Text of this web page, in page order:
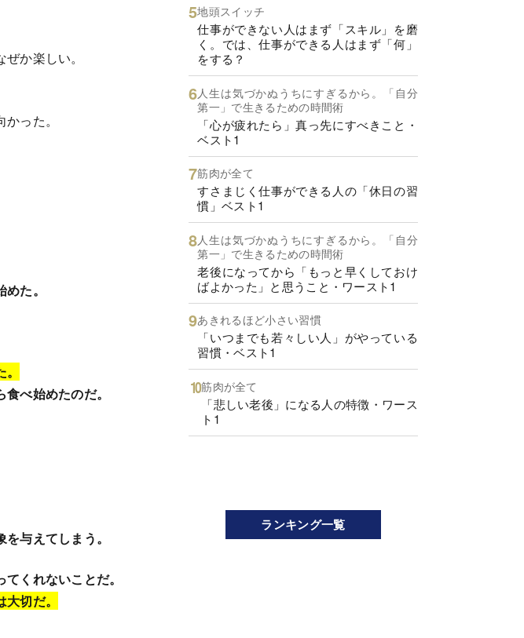
か楽しい。
った。
た。
べ始めたのだ。
与えてしまう。
くれないことだ。
切だ。
地頭スイッチ
仕事ができない人はまず「スキル」を磨
く。では、仕事ができる人はまず「何」
をする？
人生は気づかぬうちにすぎるから。「自分
第一」で生きるための時間術
「心が疲れたら」真っ先にすべきこと・
ベスト1
筋肉が全て
すさまじく仕事ができる人の「休日の習
慣」ベスト1
人生は気づかぬうちにすぎるから。「自分
第一」で生きるための時間術
老後になってから「もっと早くしておけ
ばよかった」と思うこと・ワースト1
あきれるほど小さい習慣
「いつまでも若々しい人」がやっている
習慣・ベスト1
筋肉が全て
「悲しい老後」になる人の特徴・ワース
ト1
ランキング一覧